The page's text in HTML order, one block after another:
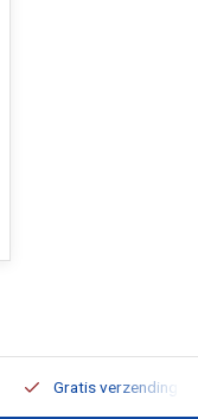
Gratis verzending